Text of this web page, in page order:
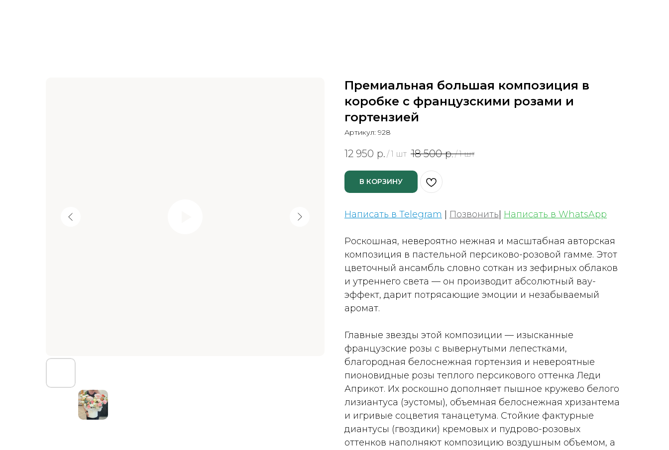
Премиальная большая композиция в
коробке с французскими розами и
гортензией
Артикул: 928
12 950 р. /1 шт 18 500 р./1 шт
В КОРЗИНУ
Написать в Telegram Позвонить Написать в WhatsApp
Роскошная, невероятно нежная и масштабная авторская
композиция в пастельной персиково-розовой гамме. Этот
цветочный ансамбль словно соткан из зефирных облаков
и утреннего света — он производит абсолютный вау-
эффект, дарит потрясающие эмоции и незабываемый
аромат.
Главные звезды этой композиции — изысканные
французские розы с вывернутыми лепестками,
благородная белоснежная гортензия и невероятные
пионовидные розы теплого персикового оттенка Леди
Априкот. Их роскошно дополняет пышное кружево белого
лизиантуса (эустомы), объемная белоснежная хризантема
и игривые соцветия танацетума. Стойкие фактурные
диантусы (гвоздики) кремовых и пудрово-розовых
оттенков наполняют композицию воздушным объемом, а